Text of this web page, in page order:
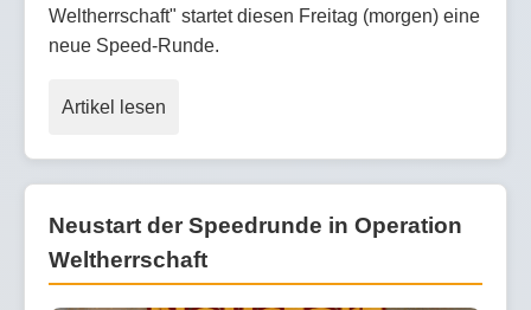
Weltherrschaft" startet diesen Freitag (morgen) eine
neue Speed-Runde.
Artikel lesen
Neustart der Speedrunde in Operation
Weltherrschaft